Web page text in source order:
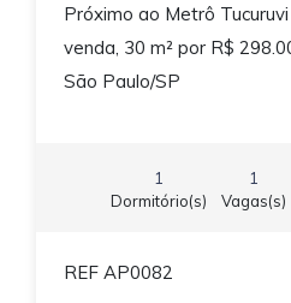
Próximo ao Metrô
venda, 30 m² por R$
São Paulo/SP
1
Dormitório(s)
1
Vagas(s)
REF AP0082